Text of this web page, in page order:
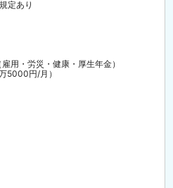
定あり
用・労災・健康・厚生年金）
5000円/月）